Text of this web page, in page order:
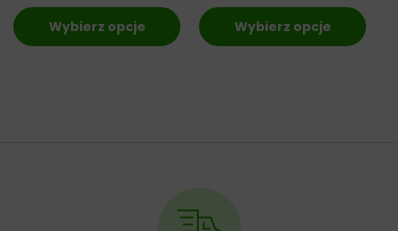
Wybierz opcje Wybierz opcje